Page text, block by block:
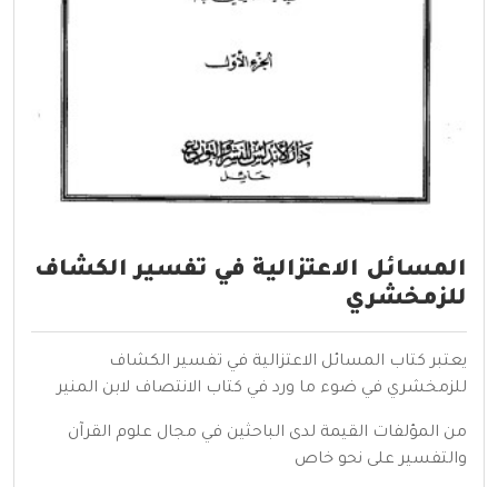
المسائل الاعتزالية في تفسير الكشاف
للزمخشري
يعتبر كتاب المسائل الاعتزالية في تفسير الكشاف
للزمخشري في ضوء ما ورد في كتاب الانتصاف لابن المنير
من المؤلفات القيمة لدى الباحثين في مجال علوم القرآن
والتفسير على نحو خاص